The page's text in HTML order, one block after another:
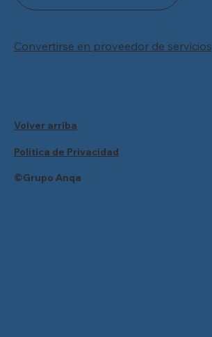
Convertirse en proveedor de servicios
Política de Privacidad
Volver arriba
©Grupo Anqa